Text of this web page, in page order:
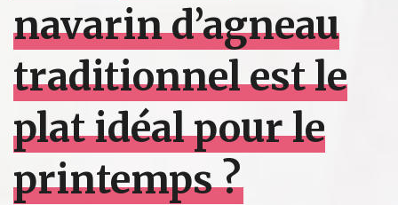
navarin d’agneau
traditionnel est le
plat idéal pour le
printemps ?